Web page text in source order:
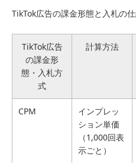
TikTok広告の課金形態と入札の
TikTok広告
の課金形
態・入札方
式
計算方法
CPM
インプレッ
ション単価
（1,000回表
示ごと）